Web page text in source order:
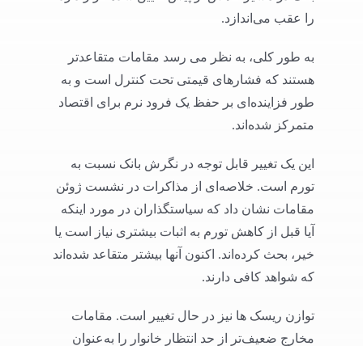
را عقب می‌اندازد.
به طور کلی، به نظر می رسد مقامات متقاعدتر
هستند که فشارهای قیمتی تحت کنترل است و به
طور فزاینده‌ای بر حفظ یک فرود نرم برای اقتصاد
متمرکز شده‌اند.
این یک تغییر قابل توجه در نگرش بانک نسبت به
تورم است. خلاصه‌ای از مذاکرات در نشست ژوئن
مقامات نشان داد که سیاستگذاران در مورد اینکه
آیا قبل از کاهش تورم به اثبات بیشتری نیاز است یا
خیر، بحث کرده‌اند. اکنون آنها بیشتر متقاعد شده‌اند
که شواهد کافی دارند.
توازن ریسک ها نیز در حال تغییر است. مقامات
مخارج ضعیف‌تر از حد انتظار خانوار را به‌عنوان